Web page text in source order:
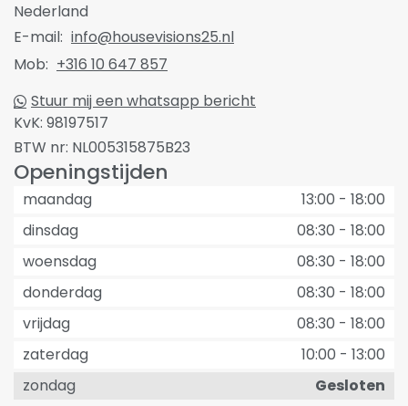
Nederland
E-mail: info@housevisions25.nl
Mob: +316 10 647 857
Stuur mij een whatsapp bericht
KvK: 98197517
BTW nr: NL005315875B23
Openingstijden
maandag 13:00 - 18:00
dinsdag
08:30 - 18:00
woensdag
08:30 - 18:00
donderdag
08:30 - 18:00
vrijdag
08:30 - 18:00
zaterdag
10:00 - 13:00
zondag
Gesloten